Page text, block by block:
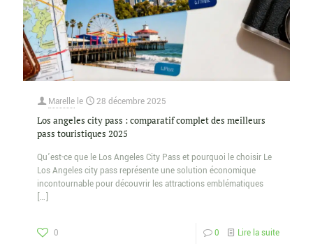
Marelle le 28 décembre 2025
Los angeles city pass : comparatif complet des meilleurs
pass touristiques 2025
Qu’est-ce que le Los Angeles City Pass et pourquoi le choisir Le
Los Angeles city pass représente une solution économique
incontournable pour découvrir les attractions emblématiques
[…]
0 0 Lire la suite